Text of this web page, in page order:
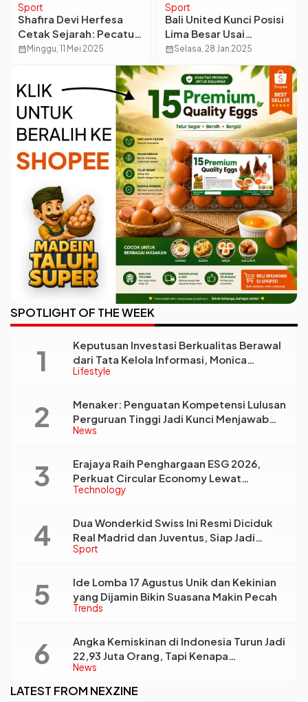
Sport
Shafira Devi Herfesa
Cetak Sejarah: Pecatur
Muda Indonesia Lolos
calendar_monthMinggu, 11 Mei 2025
Sport
Bali United Kunci Posisi
Lima Besar Usai
Taklukkan Borneo FC di
2025
calendar_monthSelasa, 28 Jan 2025
SPOTLIGHT OF THE WEEK
Lifestyle
Keputusan Investasi Berkualitas Berawal
dari Tata Kelola Informasi, Monica
Triyadi: Bukan Sekadar Analisis
News
Menaker: Penguatan Kompetensi Lulusan
Perguruan Tinggi Jadi Kunci Menjawab
Kebutuhan Dunia Kerja
Technology
Erajaya Raih Penghargaan ESG 2026,
Perkuat Circular Economy Lewat
Pengelolaan Limbah Berkelanjutan
Sport
Dua Wonderkid Swiss Ini Resmi Diciduk
Real Madrid dan Juventus, Siap Jadi
Bintang Baru Eropa
Trends
Ide Lomba 17 Agustus Unik dan Kekinian
yang Dijamin Bikin Suasana Makin Pecah
News
Angka Kemiskinan di Indonesia Turun Jadi
22,93 Juta Orang, Tapi Kenapa
Ketimpangan Desa dan Kota Malah Makin
Lebar?
LATEST FROM NEXZINE